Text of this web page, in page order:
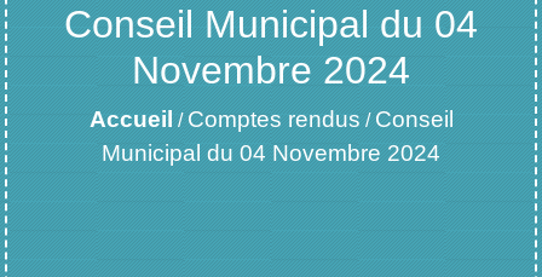
Conseil Municipal du 04
Novembre 2024
Accueil / Comptes rendus / Conseil
Municipal du 04 Novembre 2024